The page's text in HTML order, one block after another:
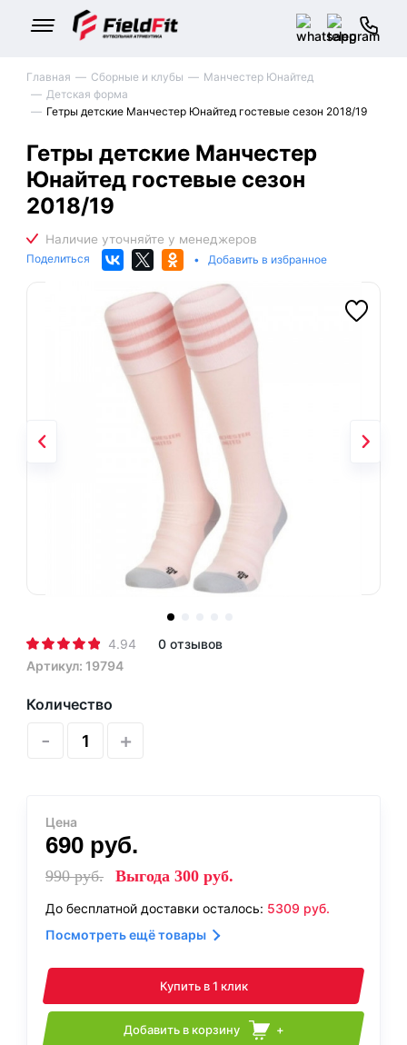
Главная Сборные и клубы
Манчестер Юнайтед
Детская форма
Гетры детские Манчестер Юнайтед гостевые сезон 2018/19
Гетры детские Манчестер
Юнайтед гостевые сезон
2018/19
Поделиться • Добавить в избранное
4.94
0 отзывов
Артикул: 19794
Количество
- +
Цена
690 руб.
990руб. Выгода 300 руб.
До бесплатной доставки осталось: 5309 руб.
Посмотреть ещё товары
Купить в 1 клик
Добавить в корзину +